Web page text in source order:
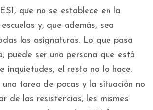
que no se establece en la
y, que además, sea
las asignaturas. Lo que pasa
puede ser una persona que está
inquietudes, el resto no lo hace.
una tarea de pocas y la situación no
de las resistencias, les mismes